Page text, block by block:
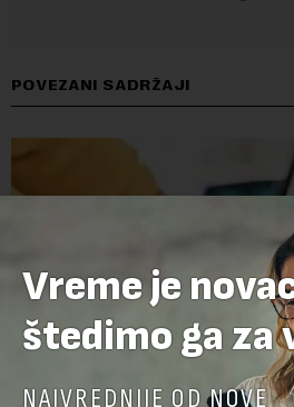
POVEZANI SADRŽAJI
Vreme je
štedimo ga za
NAJVREDNIJE OD NOVE